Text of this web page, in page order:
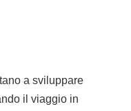
a sviluppare
il viaggio in